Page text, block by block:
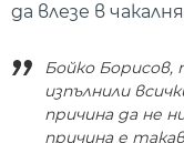
да влезе в
Бойко Борисов,
изпълнили
причина да не
причина е